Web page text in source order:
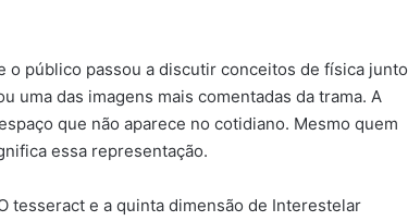
o público passou a discutir conceitos de física junto
uma das imagens mais comentadas da trama. A
que não aparece no cotidiano. Mesmo quem
essa representação.
tesseract e a quinta dimensão de Interestelar